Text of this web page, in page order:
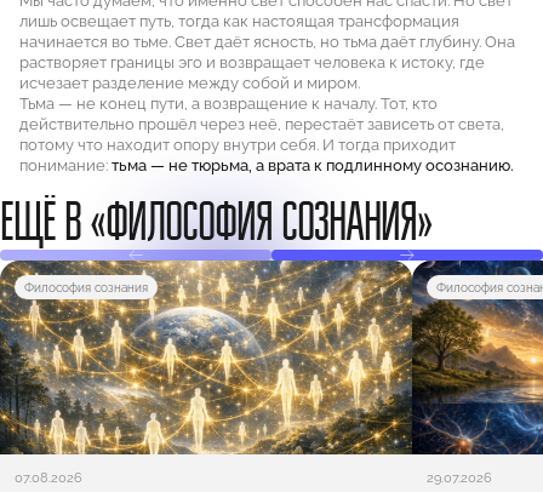
лишь освещает путь, тогда как настоящая трансформация
начинается во тьме. Свет даёт ясность, но тьма даёт глубину. Она
растворяет границы эго и возвращает человека к истоку, где
исчезает разделение между собой и миром.
Тьма — не конец пути, а возвращение к началу. Тот, кто
действительно прошёл через неё, перестаёт зависеть от света,
потому что находит опору внутри себя. И тогда приходит
понимание:тьма — не тюрьма, а врата к подлинному осознанию.
ЕЩЁ В «ФИЛОСОФИЯ СОЗНАНИЯ»
Философия сознания
07.08.2026
Философия
29.07.2026